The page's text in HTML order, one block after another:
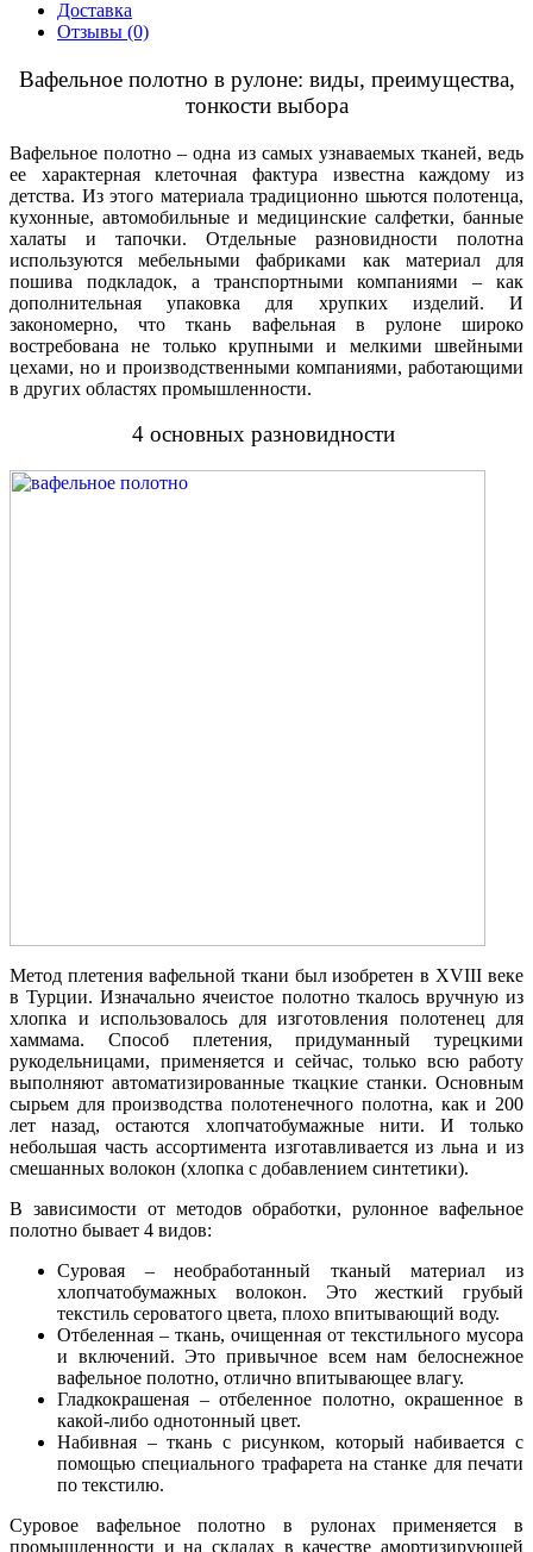
Доставка
Отзывы (0)
Вафельное полотно в рулоне: виды, преимущества,
тонкости выбора
Вафельное полотно – одна из самых узнаваемых тканей, ведь
ее характерная клеточная фактура известна каждому из
детства. Из этого материала традиционно шьются полотенца,
кухонные, автомобильные и медицинские салфетки, банные
халаты и тапочки. Отдельные разновидности полотна
используются мебельными фабриками как материал для
пошива подкладок, а транспортными компаниями – как
дополнительная упаковка для хрупких изделий. И
закономерно, что ткань вафельная в рулоне широко
востребована не только крупными и мелкими швейными
цехами, но и производственными компаниями, работающими
в других областях промышленности.
4 основных разновидности
Метод плетения вафельной ткани был изобретен в XVIII веке
в Турции. Изначально ячеистое полотно ткалось вручную из
хлопка и использовалось для изготовления полотенец для
хаммама. Способ плетения, придуманный турецкими
рукодельницами, применяется и сейчас, только всю работу
выполняют автоматизированные ткацкие станки. Основным
сырьем для производства полотенечного полотна, как и 200
лет назад, остаются хлопчатобумажные нити. И только
небольшая часть ассортимента изготавливается из льна и из
смешанных волокон (хлопка с добавлением синтетики).
В зависимости от методов обработки, рулонное вафельное
полотно бывает 4 видов:
Суровая – необработанный тканый материал из
хлопчатобумажных волокон. Это жесткий грубый
текстиль сероватого цвета, плохо впитывающий воду.
Отбеленная – ткань, очищенная от текстильного мусора
и включений. Это привычное всем нам белоснежное
вафельное полотно, отлично впитывающее влагу.
Гладкокрашеная – отбеленное полотно, окрашенное в
какой-либо однотонный цвет.
Набивная – ткань с рисунком, который набивается с
помощью специального трафарета на станке для печати
по текстилю.
Суровое вафельное полотно в рулонах применяется в
промышленности и на складах в качестве амортизирующей